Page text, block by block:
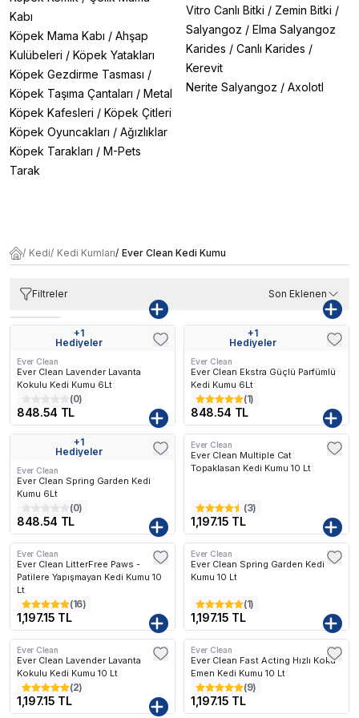
Kabı
Köpek Mama Kabı / Ahşap
Kulübeleri / Köpek Yatakları
Köpek Gezdirme Tasması /
Köpek Taşıma Çantaları / Metal
Köpek Kafesleri / Köpek Çitleri
Köpek Oyuncakları / Ağızlıklar
Köpek Tarakları / M-Pets
Tarak
Vitro Canlı Bitki / Zemin Bitki /
Salyangoz / Elma Salyangoz
Karides / Canlı Karides /
Kerevit
Nerite Salyangoz / Axolotl
/ Kedi/ Kedi Kumları/ Ever Clean Kedi Kumu
Filtreler Son Eklenen
Kargo Bedava+1
Hediyeler
Ever Clean
Ever Clean Lavender Lavanta
Kokulu Kedi Kumu 6Lt
(0)
848.54 TL
Kargo Bedava+1
Hediyeler
Ever Clean
Ever Clean Ekstra Güçlü Parfümlü
Kedi Kumu 6Lt
(1)
848.54 TL
Kargo Bedava+1
Hediyeler
Ever Clean
Ever Clean Spring Garden Kedi
Kumu 6Lt
(0)
848.54 TL
Kargo Bedava
Ever Clean
Ever Clean Multiple Cat
Topaklasan Kedi Kumu 10 Lt
(3)
1,197.15 TL
Kargo Bedava
Favorilenen En Çok Favorilenen En Çok Favorilenen
Ever Clean
Ever Clean LitterFree Paws -
Patilere Yapışmayan Kedi Kumu 10
Lt
(16)
1,197.15 TL
Kargo Bedava
Ever Clean
Ever Clean Spring Garden Kedi
Kumu 10 Lt
(1)
1,197.15 TL
Kargo Bedava
Ever Clean
Ever Clean Lavender Lavanta
Kokulu Kedi Kumu 10 Lt
(2)
1,197.15 TL
Kargo Bedava
Ever Clean
Ever Clean Fast Acting Hızlı Koku
Emen Kedi Kumu 10 Lt
(9)
1,197.15 TL